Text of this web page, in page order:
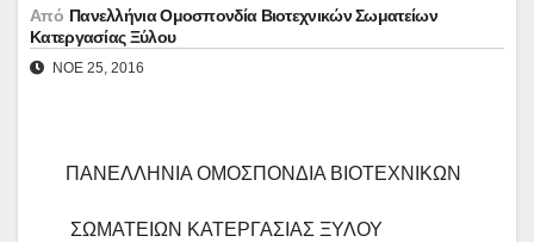
Από Πανελλήνια Ομοσπονδία Βιοτεχνικών Σωματείων
Κατεργασίας Ξύλου
ΝΟΈ 25, 2016
ΠΑΝΕΛΛΗΝΙΑ ΟΜΟΣΠΟΝΔΙΑ ΒΙΟΤΕΧΝΙΚΩΝ
ΣΩΜΑΤΕΙΩΝ ΚΑΤΕΡΓΑΣΙΑΣ ΞΥΛΟΥ